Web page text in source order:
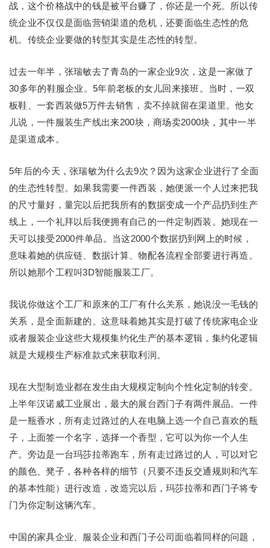
战，这个价格战中的钱是被平台赚了，你还是一个死。所以传
统企业不仅仅是面临营销渠道的危机，还要面临生态性的危
机。传统企业要做的转型其实是生态性的转型。
过去一年半，张瑞敏去了青岛的一家企业9次，这是一家做了
30多年的鞋服企业。5年前老板的女儿回来接班。当时，一双
板鞋、一套西装做5万件去销售，卖不掉就留在渠道里。他女
儿说，一件服装生产线出来200块，商场卖2000块，其中一半
是渠道成本。
5年后的今天，张瑞敏为什么去9次？因为这家企业进行了全面
的生态性转型。如果我需要一件西装，她便派一个人过来把我
的尺寸量好，量完以后把我所有的数据变成一个产品扔到生产
线上，一个礼拜以后我便拥有自己的一件定制西装。她现在一
天可以接受2000件单品。当这2000个数据扔到网上的时候，
意味着她的供应链、数据计算、物配各流程全部要进行再造。
所以她那个工程叫3D智能服装工厂。
我说你做这个工厂和原来的工厂有什么关系，她说没一毛钱的
关系，是全面新建的。这意味着她其实是打破了传统家电企业
或者服装企业这些大规模集约化生产的基本逻辑，集约化逻辑
就是大规模生产标准款式来获取利润。
现在大型制造业都在发生由大规模定制向个性化定制的转变。
上半年汉诺威工业展出，最大的展台西门子有两件展品。一件
是一瓶香水，所有走过路过的人在电脑上选一个自己喜欢的瓶
子，上面签一个名字，选择一个香型，它可以为你一个人生
产。旁边是一台玛莎拉蒂跑车，所有走过路过的人，可以对它
的颜色、凳子，各种各样的细节（只要不违反交通规则和汽车
的基本性能）进行改造，改造完以后，玛莎拉蒂和西门子将专
门为你定制这辆汽车。
中国的家具企业、服装企业和西门子公司面临着同样的问题，